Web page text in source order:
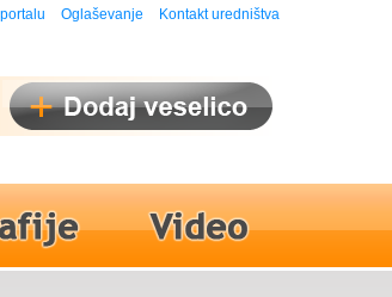
Oglaševanje Kontakt uredništva